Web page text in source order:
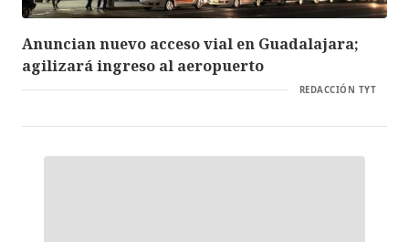
Anuncian nuevo acceso vial en Guadalajara;
agilizará ingreso al aeropuerto
REDACCIÓN TYT